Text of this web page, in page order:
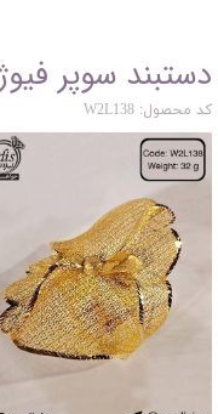
دستبند سوپر
کد محصول: W2L138